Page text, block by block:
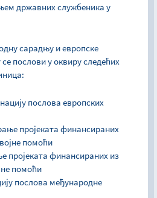
државних службеника у
сарадњу и европске
послови у оквиру следећих
послова европских
пројеката финансираних
помоћи
пројеката финансираних из
помоћи
послова међународне